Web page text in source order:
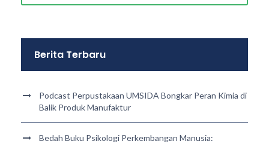
Berita Terbaru
Podcast Perpustakaan UMSIDA Bongkar Peran Kimia di
Balik Produk Manufaktur
Bedah Buku Psikologi Perkembangan Manusia: